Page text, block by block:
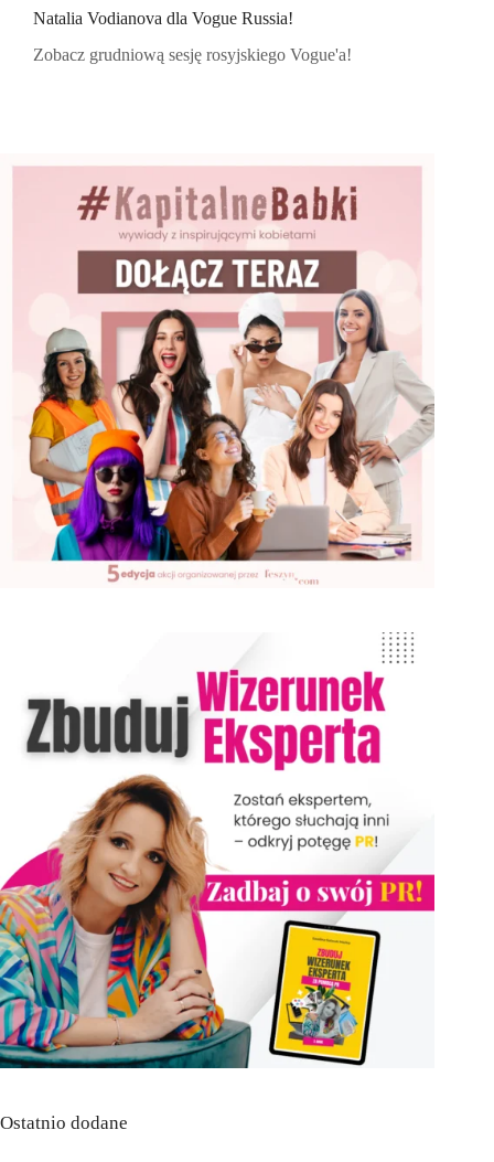
Natalia Vodianova dla Vogue Russia!
Zobacz grudniową sesję rosyjskiego Vogue'a!
Ostatnio dodane